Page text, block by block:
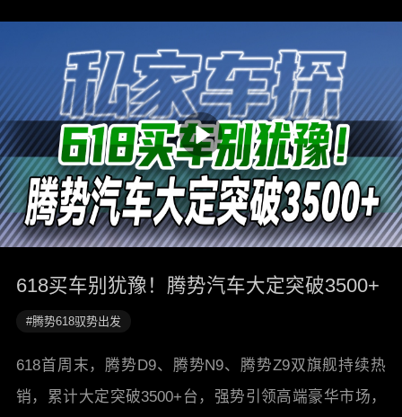
618买车别犹豫！腾势汽车大定突破3500+
#腾势618驭势出发
618首周末，腾势D9、腾势N9、腾势Z9双旗舰持续热
销，累计大定突破3500+台，强势引领高端豪华市场，